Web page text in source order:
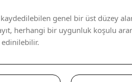
genel bir üst düzey
herhangi bir uygunluk koşulu
edinilebilir.